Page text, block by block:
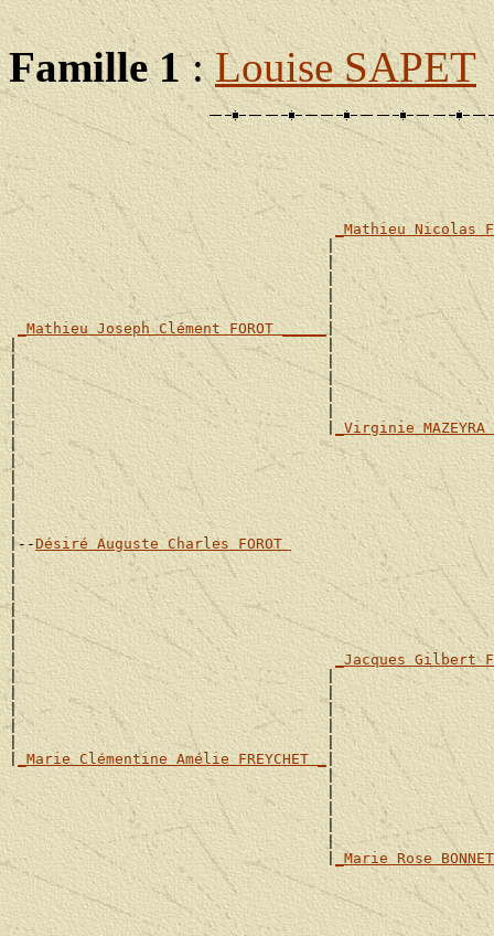
Famille 1:Louise SAPET
_Mathieu Nicolas
|
|
|
_Mathieu Joseph Clément FOROT _____ |
|                                   |
|
|
|                                   |
|                                   |
|                                   |
_Virginie MAZEYRA
|
|
|
|
|
|
|--Désiré Auguste Charles FOROT
|
|
|
_Jacques Gilbert
|
|
|                                   |
|                                   |
|                                   |
|_Marie Clémentine Amélie FREYCHET _ |
|
|
|
|
                                    |
_Marie Rose